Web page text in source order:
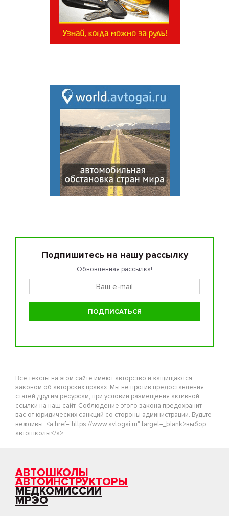
Подпишитесь на нашу рассылку
Обновленная рассылка!
Все тексты на этом сайте имеют авторство и защищаются
законом об авторских правах. Мы не против предоставления
статей другим ресурсам, при условии размещения активной
ссылки на наш сайт. Соблюдение этого закона предохранит
вас от юридических санкций со стороны администрации. Будьте
вежливы. <a href="https://www.avtogai.ru" target=_blank>выбор
автошколы</a>
АВТОШКОЛЫ
АВТОИНСТРУКТОРЫ
МЕДКОМИССИИ
МРЭО